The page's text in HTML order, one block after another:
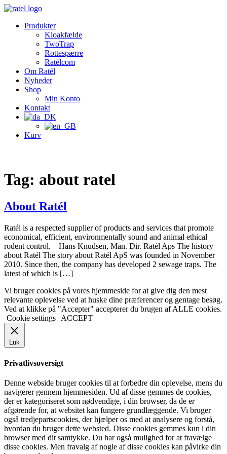
Videre
indholdProdukter
Kloakfælde
TwoTrap
Rottespærre
Ratélcom
Om Ratél
Nyheder
Shop
Min Konto
Kontakt
Kurv
Tag: about ratel
About Ratél
Ratél is a respected supplier of products and services that promote
economical, efficient, environmentally sound and animal ethical
rodent control. – Hans Knudsen, Man. Dir. Ratél Aps The history
about Ratél The story about Ratél ApS was founded in November
2010. Since then, the company has developed 2 sewage traps. The
latest of which is […]
Vi bruger cookies på vores hjemmeside for at give dig den mest
relevante oplevelse ved at huske dine præferencer og gentage besøg.
Ved at klikke på "Accepter" accepterer du brugen af ​​ALLE cookies.
Cookie settings
ACCEPT
Luk
Privatlivsoversigt
Denne webside bruger cookies til at forbedre din oplevelse, mens du
navigerer gennem hjemmesiden. Ud af disse gemmes de cookies,
der er kategoriseret som nødvendige, i din browser, da de er
afgørende for, at websitet kan fungere grundlæggende. Vi bruger
også tredjepartscookies, der hjælper os med at analysere og forstå,
hvordan du bruger dette websted. Disse cookies gemmes kun i din
browser med dit samtykke. Du har også mulighed for at fravælge
disse cookies. Men fravalg af nogle af disse cookies kan påvirke din